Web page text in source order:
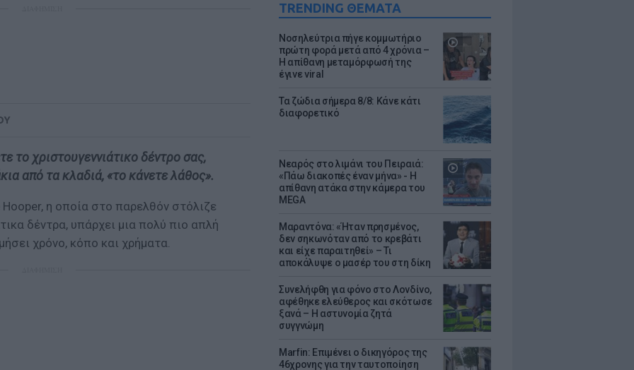
TRENDING ΘΕΜΑΤΑ
Νοσηλεύτρια πήγε κομμωτήριο
πρώτη φορά μετά από 4 χρόνια –
Η απίθανη μεταμόρφωσή της
έγινε viral
Τα ζώδια σήμερα 8/8: Κάνε κάτι
διαφορετικό
Νεαρός στο λιμάνι του Πειραιά:
«Πάω διακοπές έναν μήνα» - Η
απίθανη ατάκα στην κάμερα του
MEGA
Μαραντόνα: «Ήταν πρησμένος,
δεν σηκωνόταν από το κρεβάτι
και είχε παραιτηθεί» – Τι
αποκάλυψε ο μασέρ του στη δίκη
Συνελήφθη για φόνο στο Λονδίνο,
αφέθηκε ελεύθερος και σκότωσε
ξανά – Η αστυνομία ζητά
συγγνώμη
Marfin: Επιμένει ο δικηγόρος της
46χρονης για την ταυτοποίηση
το χριστουγεννιάτικο δέντρο σας,
από τα κλαδιά, «το κάνετε λάθος».
η οποία στο παρελθόν στόλιζε
δέντρα, υπάρχει μια πολύ πιο απλή
χρόνο, κόπο και χρήματα.